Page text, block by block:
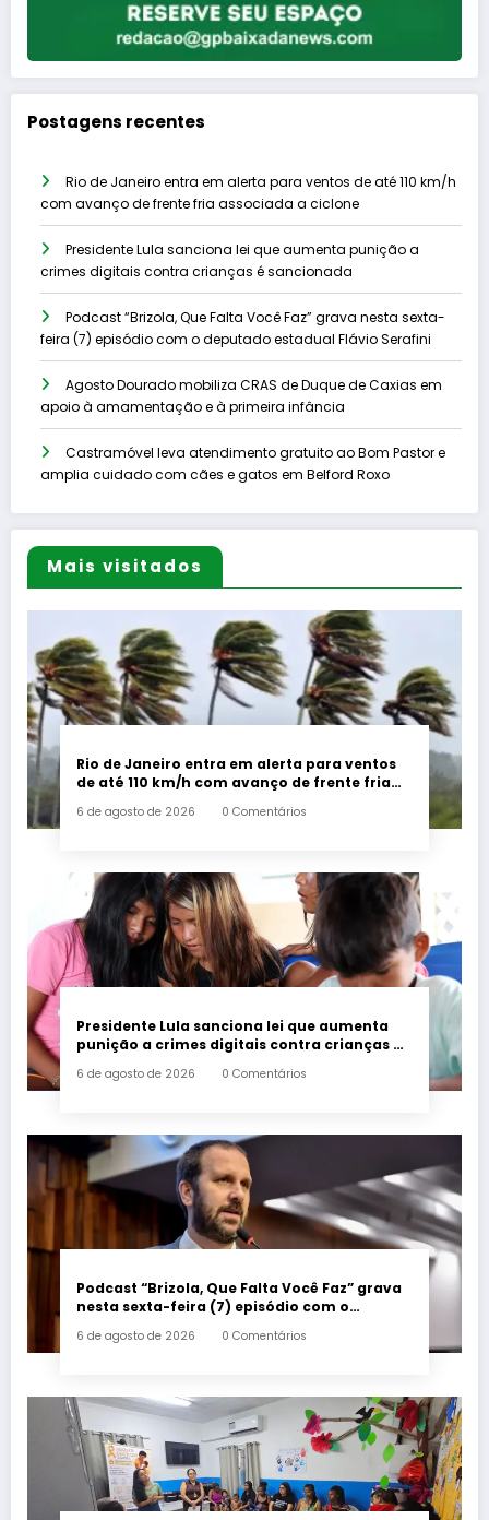
Postagens recentes
Rio de Janeiro entra em alerta para ventos de até 110 km/h
com avanço de frente fria associada a ciclone
Presidente Lula sanciona lei que aumenta punição a
crimes digitais contra crianças é sancionada
Podcast “Brizola, Que Falta Você Faz” grava nesta sexta-
feira (7) episódio com o deputado estadual Flávio Serafini
Agosto Dourado mobiliza CRAS de Duque de Caxias em
apoio à amamentação e à primeira infância
Castramóvel leva atendimento gratuito ao Bom Pastor e
amplia cuidado com cães e gatos em Belford Roxo
Mais visitados
Rio de Janeiro entra em alerta para ventos
de até 110 km/h com avanço de frente fria
6 de agosto de 2026 0 Comentários
Presidente Lula sanciona lei que aumenta
punição a crimes digitais contra crianças é
6 de agosto de 2026 0 Comentários
Podcast “Brizola, Que Falta Você Faz” grava
nesta sexta-feira (7) episódio com o
6 de agosto de 2026 0 Comentários